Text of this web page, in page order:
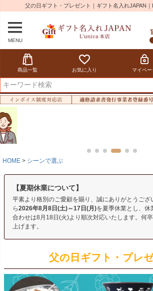
父の日ギフト・プレゼント｜ギフト名入れJAPAN
MENU
商品一覧 お気に入り マイペー
HOME シーンで選ぶ
【夏期休業について】
平素より格別のご愛顧を賜り、誠にありがとうござ
ら2026年8月8日(土)～17日(月)を夏季休業とし、
合わせは8月18日(火)より順次対応いたします。何
上げます。
父の日ギフト・プレ